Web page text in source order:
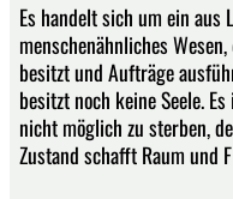
Es handelt sich um ein aus
menschenähnliches
besitzt und Aufträge
besitzt noch keine Seele.
nicht möglich zu sterben,
Zustand schafft Raum und